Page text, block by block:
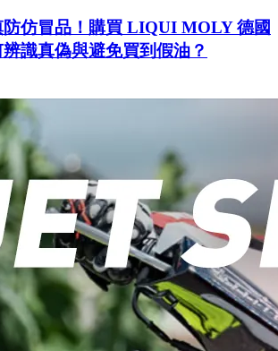
防仿冒品！購買 LIQUI MOLY 德國
識真偽與避免買到假油？